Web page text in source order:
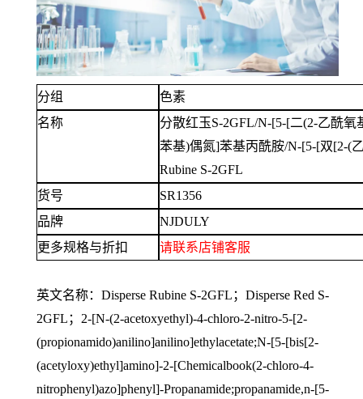
分组
色素
名称
分散红玉S-2GFL/N-[5-[二(2-乙酰
苯基)偶氮]苯基丙酰胺/N-[5-[双[2-(
Rubine S-2GFL
货号
SR1356
品牌
NJDULY
更多规格与折扣
请联系店铺客服
英文名称： Disperse Rubine S-2GFL；Disperse Red S-
2GFL；2-[N-(2-acetoxyethyl)-4-chloro-2-nitro-5-[2-
(propionamido)anilino]anilino]ethylacetate;N-[5-[bis[2-
(acetyloxy)ethyl]amino]-2-[Chemicalbook(2-chloro-4-
nitrophenyl)azo]phenyl]-Propanamide;propanamide,n-[5-